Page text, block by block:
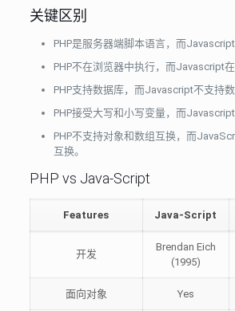
关键区别
PHP是服务器端脚本语言，而
PHP不在浏览器中执行，而Javascript在
PHP支持数据库，而Javascript不支持数
PHP接受大写和小写变量，而Javascript
PHP不支持对象和数组互换，而
互换。
PHP vs Java-Script
Features Java-Script
开发
Brendan Eich
(1995)
面向对象 Yes